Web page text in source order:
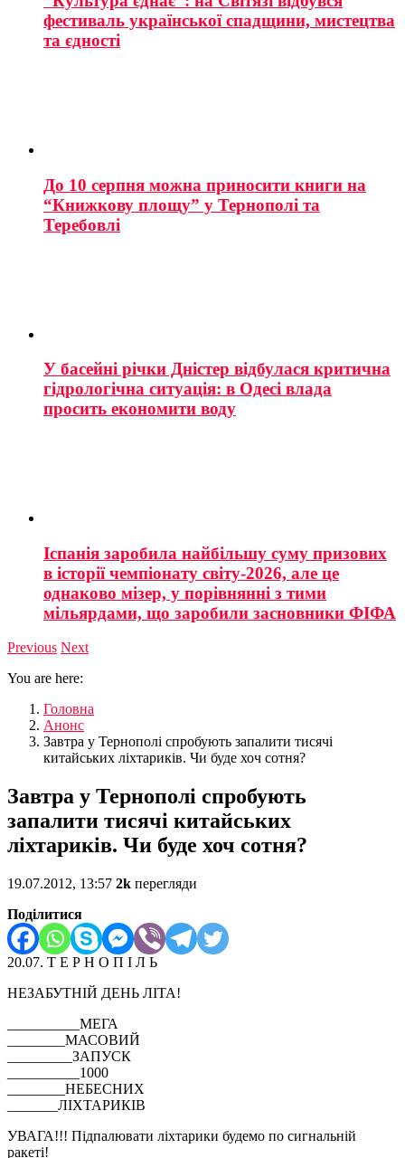
фестиваль української спадщини, мистецтва
та єдності
До 10 серпня можна приносити книги на
“Книжкову площу” у Тернополі та
Теребовлі
У басейні річки Дністер відбулася критична
гідрологічна ситуація: в Одесі влада
просить економити воду
Іспанія заробила найбільшу суму призових
в історії чемпіонату світу-2026, але це
однаково мізер, у порівнянні з тими
мільярдами, що заробили засновники ФІФА
Previous Next
You are here:
Головна
Анонс
Завтра у Тернополі спробують запалити тисячі
китайських ліхтариків. Чи буде хоч сотня?
Завтра у Тернополі спробують
запалити тисячі китайських
ліхтариків. Чи буде хоч сотня?
19.07.2012, 13:57 2k перегляди
Поділитися
20.07. Т Е Р Н О П І Л Ь
НЕЗАБУТНІЙ ДЕНЬ ЛІТА!
__________МЕГА
________МАСОВИЙ
_________ЗАПУСК
__________1000
________НЕБЕСНИХ
_______ЛІХТАРИКІВ
УВАГА!!! Підпалювати ліхтарики будемо по сигнальній
ракеті!